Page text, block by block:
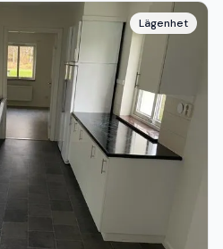
Lägenhet